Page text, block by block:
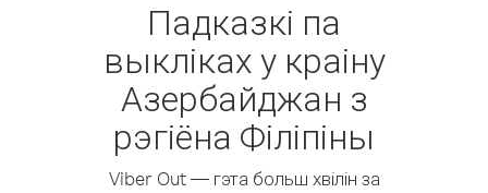
Падказкі па
выкліках у краіну
Азербайджан з
рэгіёна Філіпіны
Viber Out — гэта больш хвілін за